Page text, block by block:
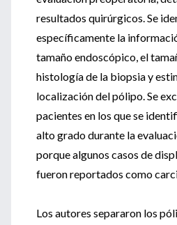
resultados quirúrgicos. Se
específicamente la
tamaño endoscópico, el
histología de la biopsia y
localización del pólipo. Se
pacientes en los que se
alto grado durante la
porque algunos casos de
fueron reportados como
Los autores separaron los